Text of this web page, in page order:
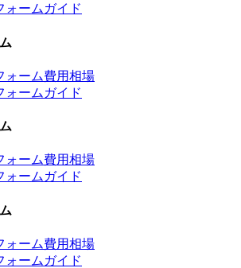
ォームガイド
ォーム費用相場
ォームガイド
ォーム費用相場
ォームガイド
ォーム費用相場
ォームガイド